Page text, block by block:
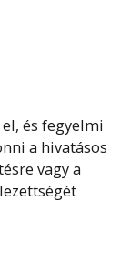
és fegyelmi
a hivatásos
vagy a